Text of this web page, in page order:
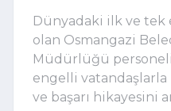
Dünyadaki ilk ve tek
olan Osmangazi
Müdürlüğü
engelli vatandaşlarla
ve başarı hikayesini